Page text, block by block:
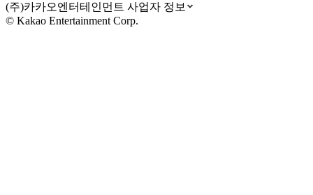
(주)카카오엔터테인먼트 사업자 정보
© Kakao Entertainment Corp.